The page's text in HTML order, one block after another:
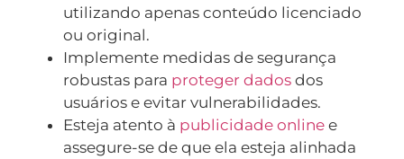
utilizando apenas conteúdo licenciado
ou original.
Implemente medidas de segurança
robustas para proteger dados dos
usuários e evitar vulnerabilidades.
Esteja atento à publicidade online e
assegure-se de que ela esteja alinhada